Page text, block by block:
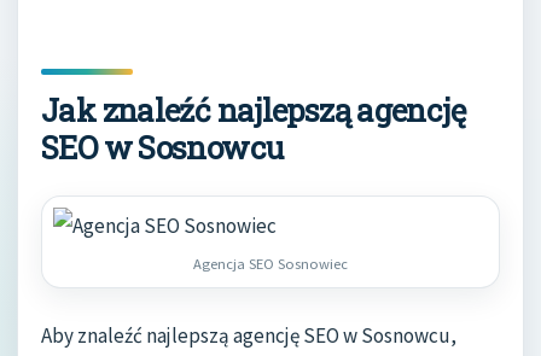
Jak znaleźć najlepszą agencję
SEO w Sosnowcu
Agencja SEO Sosnowiec
Aby znaleźć najlepszą agencję SEO w Sosnowcu,